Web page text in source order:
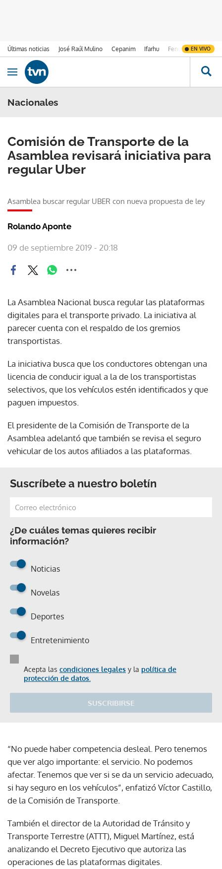
Últimas noticias José Raúl Mulino Cepanim Ifarhu Fenómeno de El
EN VIVO
Ir al contenido
Obrir navegació
Nacionales
Comisión de Transporte de la
Asamblea revisará iniciativa para
regular Uber
Asamblea buscar regular UBER con nueva propuesta de ley
Rolando Aponte
09 de septiembre 2019 - 20:18
La Asamblea Nacional busca regular las plataformas
digitales para el transporte privado. La iniciativa al
parecer cuenta con el respaldo de los gremios
transportistas.
La iniciativa busca que los conductores obtengan una
licencia de conducir igual a la de los transportistas
selectivos, que los vehículos estén identificados y que
paguen impuestos.
El presidente de la Comisión de Transporte de la
Asamblea adelantó que también se revisa el seguro
vehicular de los autos afiliados a las plataformas.
Suscríbete a nuestro boletín
¿De cuáles temas quieres recibir
información?
Noticias
Novelas
Deportes
Entretenimiento
Acepta las condiciones legales y la política de
protección de datos.
SUSCRIBIRSE
“No puede haber competencia desleal. Pero tenemos
que ver algo importante: el servicio. No podemos
afectar. Tenemos que ver si se da un servicio adecuado,
si hay seguro en los vehículos”, enfatizó Víctor Castillo,
de la Comisión de Transporte.
También el director de la Autoridad de Tránsito y
Transporte Terrestre (ATTT), Miguel Martínez, está
analizando el Decreto Ejecutivo que autoriza las
operaciones de las plataformas digitales.